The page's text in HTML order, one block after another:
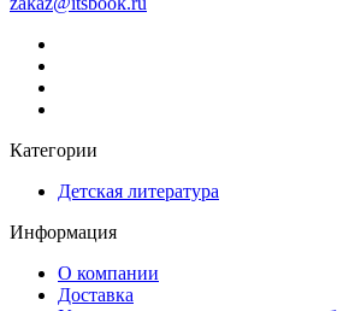
Категории
Детская литература
Информация
О компании
Доставка